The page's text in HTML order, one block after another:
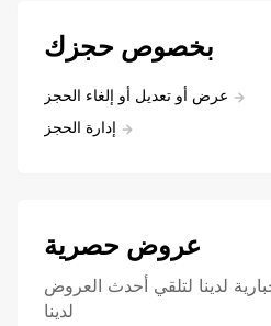
بخصوص حجزك
عرض أو تعديل أو إلغاء الحجز
إدارة الحجز
عروض حصرية
لدينا لتلقي أحدث العروض
لدينا